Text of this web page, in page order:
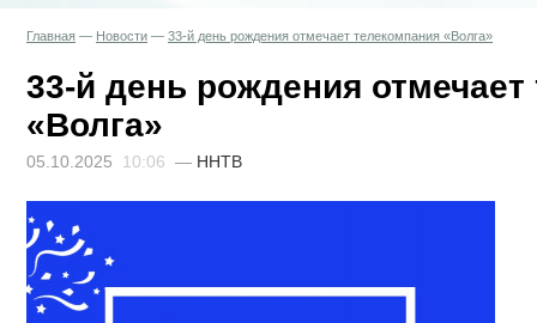
Главная — Новости — 33-й день рождения отмечает телекомпания «Волга»
33-й день рождения
«Волга»
05.10.2025 10:06 — ННТВ